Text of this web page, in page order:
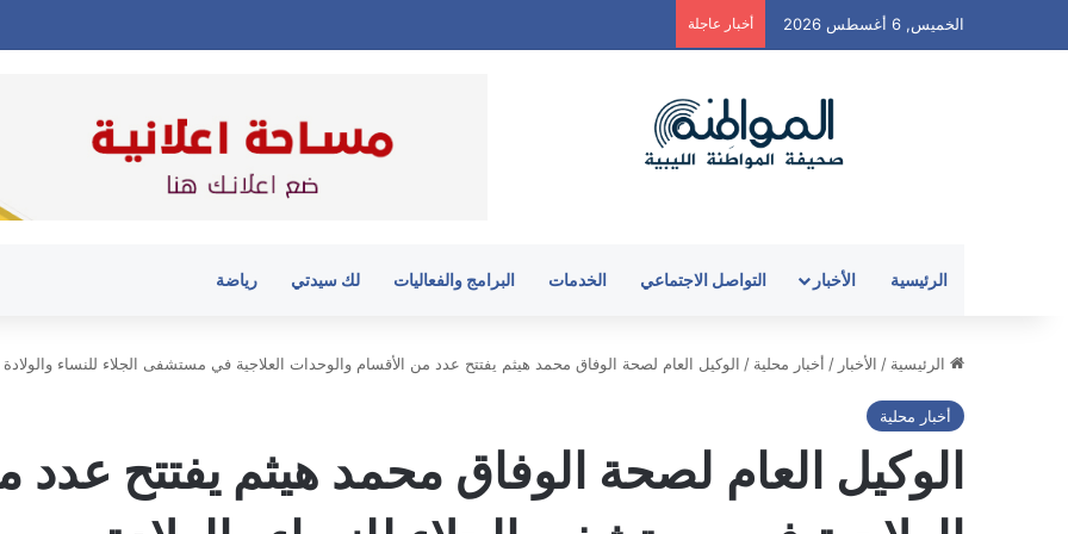
الخميس, 6 أغسطس 2026 أخبار عاجلة
الرئيسية الأخبار التواصل الاجتماعي الخدمات البرامج والفعاليات لك سيدتي رياضة
الرئيسية / الأخبار / أخبار محلية / الوكيل العام لصحة الوفاق محمد هيثم يفتتح عدد من الأقسام والوحدات العلاجية في مستشفى الجلاء للنساء والولادة
أخبار محلية
الوكيل العام لصحة الوفاق محمد هيثم يفتتح